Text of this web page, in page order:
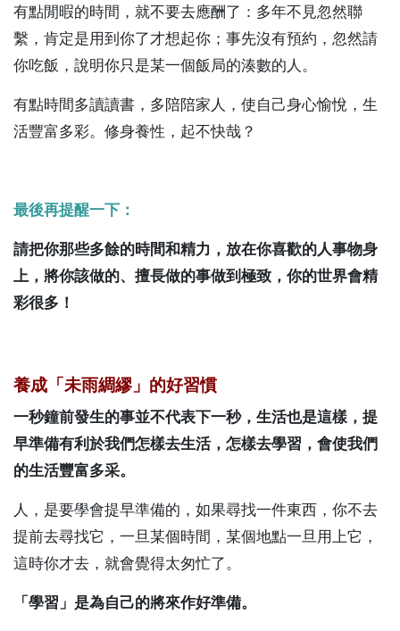
有點閒暇的時間，就不要去應酬了：多年不見忽然聯
繫，肯定是用到你了才想起你；事先沒有預約，忽然請
你吃飯，說明你只是某一個飯局的湊數的人。
有點時間多讀讀書，多陪陪家人，使自己身心愉悅，生
活豐富多彩。修身養性，起不快哉？
最後再提醒一下：
請把你那些多餘的時間和精力，放在你喜歡的人事物身
上，將你該做的、擅長做的事做到極致，你的世界會精
彩很多！
養成「未雨綢繆」的好習慣
一秒鐘前發生的事並不代表下一秒，生活也是這樣，提
早準備有利於我們怎樣去生活，怎樣去學習，會使我們
的生活豐富多采。
人，是要學會提早準備的，如果尋找一件東西，你不去
提前去尋找它，一旦某個時間，某個地點一旦用上它，
這時你才去，就會覺得太匆忙了。
「學習」是為自己的將來作好準備。